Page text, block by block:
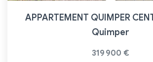
APPARTEMENT QUIMPER
Quimper
319 900 €